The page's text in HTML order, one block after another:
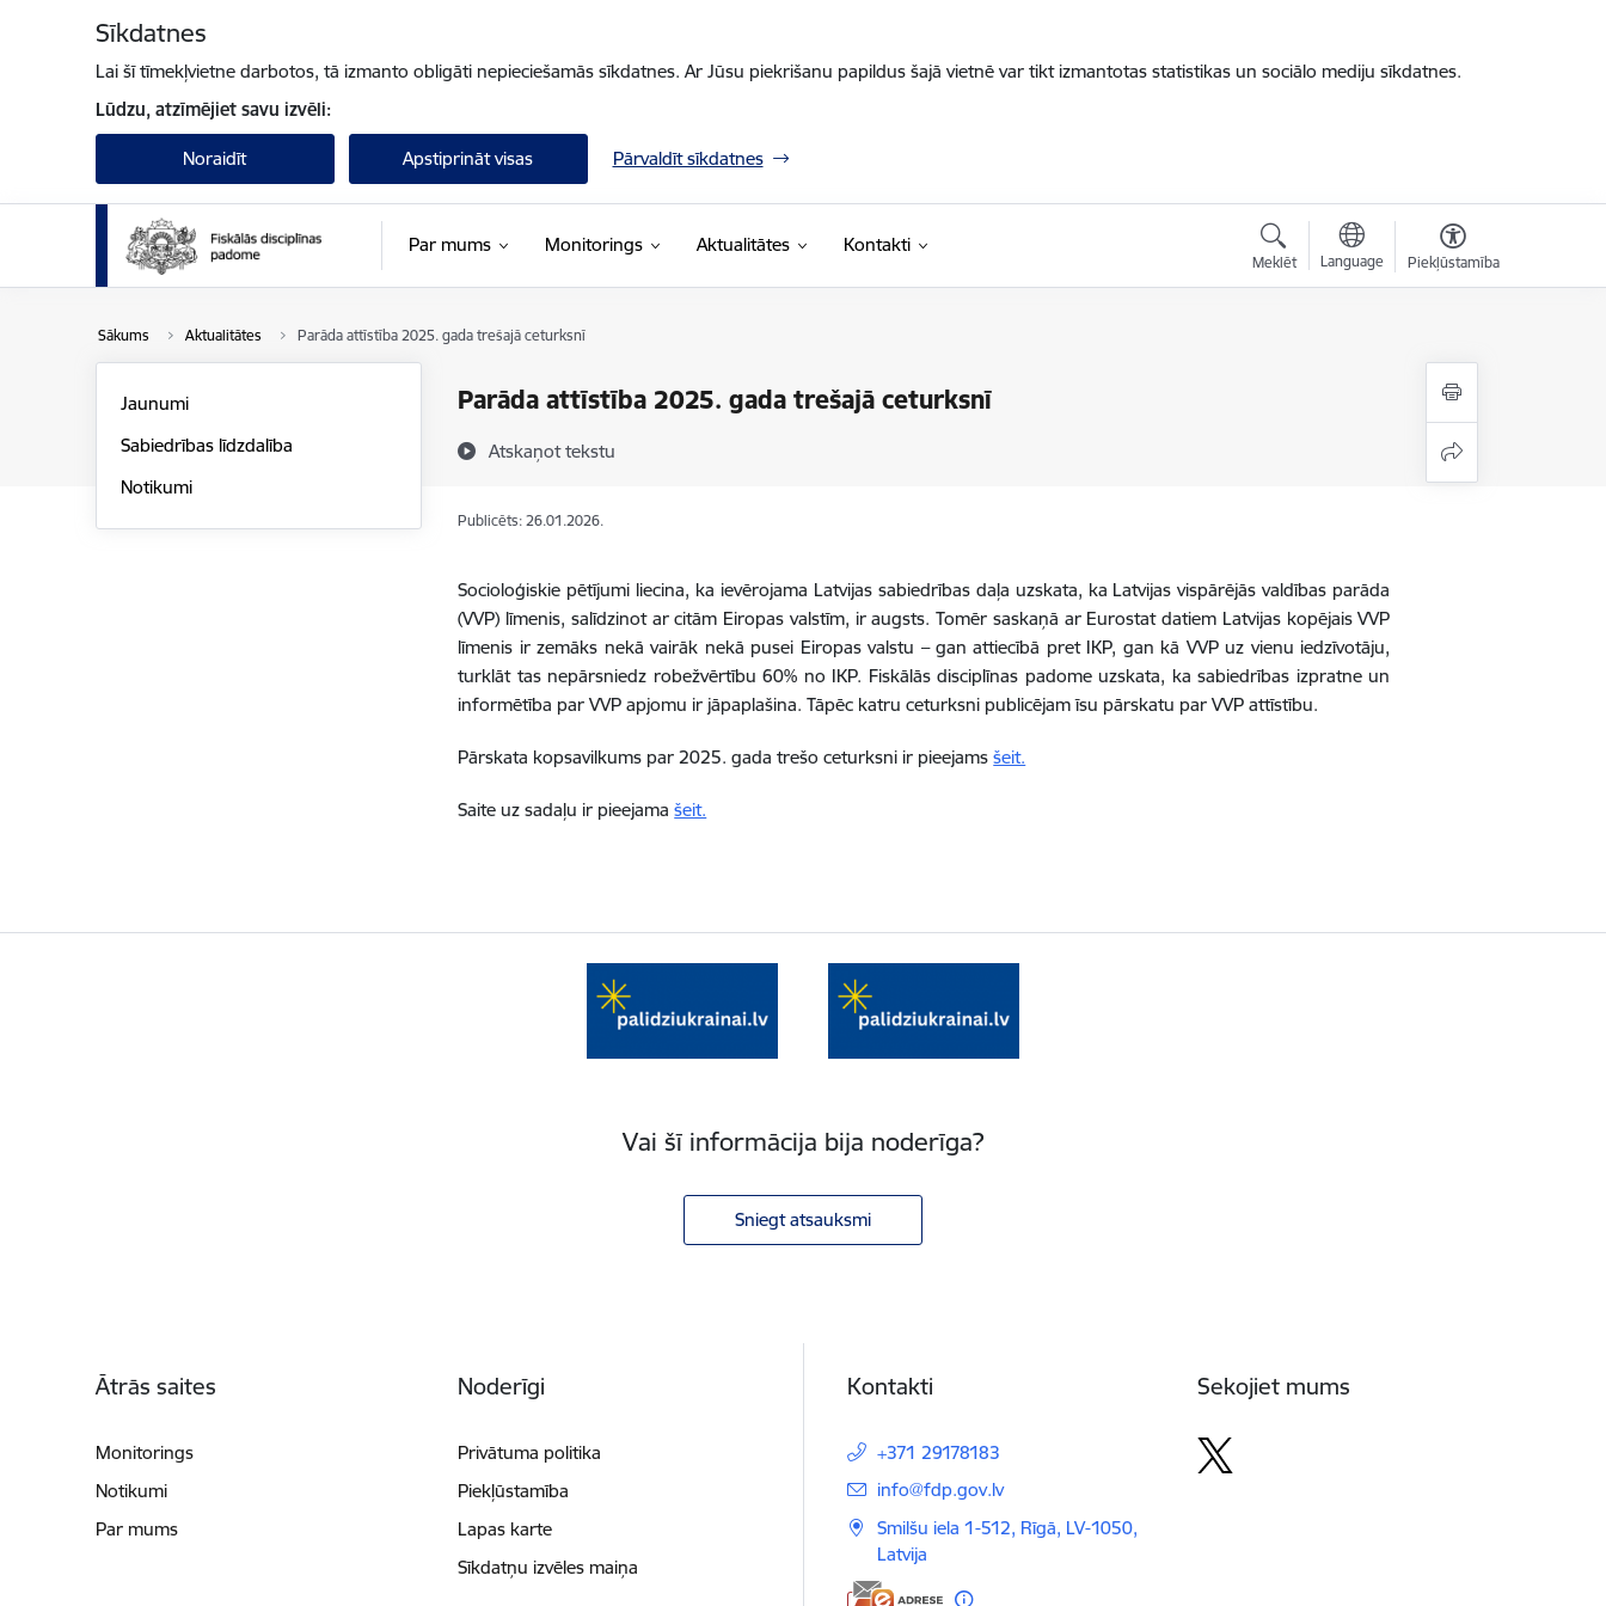
Sīkdatnes
Lai šī tīmekļvietne darbotos, tā izmanto obligāti nepieciešamās sīkdatnes. Ar Jūsu piekrišanu papildus šajā vietnē var tikt izmantotas statistikas un sociālo mediju sīkdatnes.
Lūdzu, atzīmējiet savu izvēli:
Noraidīt Apstiprināt visas Pārvaldīt sīkdatnes
Par mums Monitorings Aktualitātes Kontakti
Meklēt Language Piekļūstamība
Sākums Aktualitātes Parāda attīstība 2025. gada trešajā ceturksnī
Parāda attīstība 2025. gada trešajā ceturksnī
Atskaņot tekstu
Jaunumi
Sabiedrības līdzdalība
Notikumi
Publicēts: 26.01.2026.
Socioloģiskie pētījumi liecina, ka ievērojama Latvijas sabiedrības daļa uzskata, ka Latvijas vispārējās valdības parāda
(VVP) līmenis, salīdzinot ar citām Eiropas valstīm, ir augsts. Tomēr saskaņā ar Eurostat datiem Latvijas kopējais VVP
līmenis ir zemāks nekā vairāk nekā pusei Eiropas valstu – gan attiecībā pret IKP, gan kā VVP uz vienu iedzīvotāju,
turklāt tas nepārsniedz robežvērtību 60% no IKP. Fiskālās disciplīnas padome uzskata, ka sabiedrības izpratne un
informētība par VVP apjomu ir jāpaplašina. Tāpēc katru ceturksni publicējam īsu pārskatu par VVP attīstību.
Pārskata kopsavilkums par 2025. gada trešo ceturksni ir pieejamsšeit.
Saite uz sadaļu ir pieejamašeit.
Vai šī informācija bija noderīga?
Sniegt atsauksmi
Ātrās saites
Monitorings
Notikumi
Par mums
Noderīgi
Privātuma politika
Piekļūstamība
Lapas karte
Sīkdatņu izvēles maiņa
Kontakti
+371 29178183
E-pasts:
info@fdp.gov.lv
Smilšu iela 1-512, Rīgā, LV-1050,
Latvija
Sekojiet mums